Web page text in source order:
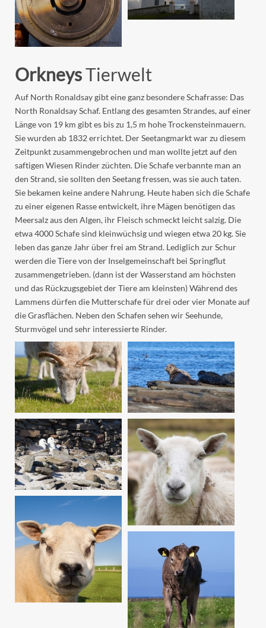
OrkneysTierwelt
Auf North Ronaldsay gibt eine ganz besondere Schafrasse: Das
North Ronaldsay Schaf. Entlang des gesamten Strandes, auf einer
Länge von 19 km gibt es bis zu 1,5 m hohe Trockensteinmauern.
Sie wurden ab 1832 errichtet. Der Seetangmarkt war zu diesem
Zeitpunkt zusammengebrochen und man wollte jetzt auf den
saftigen Wiesen Rinder züchten. Die Schafe verbannte man an
den Strand, sie sollten den Seetang fressen, was sie auch taten.
Sie bekamen keine andere Nahrung. Heute haben sich die Schafe
zu einer eigenen Rasse entwickelt, ihre Mägen benötigen das
Meersalz aus den Algen, ihr Fleisch schmeckt leicht salzig. Die
etwa 4000 Schafe sind kleinwüchsig und wiegen etwa 20 kg. Sie
leben das ganze Jahr über frei am Strand. Lediglich zur Schur
werden die Tiere von der Inselgemeinschaft bei Springflut
zusammengetrieben. (dann ist der Wasserstand am höchsten
und das Rückzugsgebiet der Tiere am kleinsten) Während des
Lammens dürfen die Mutterschafe für drei oder vier Monate auf
die Grasflächen. Neben den Schafen sehen wir Seehunde,
Sturmvögel und sehr interessierte Rinder.